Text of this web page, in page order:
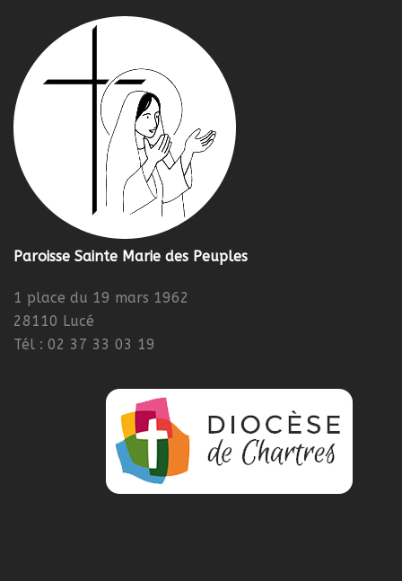
Paroisse Sainte Marie des Peuples
1 place du 19 mars 1962
28110 Lucé
Tél : 02 37 33 03 19